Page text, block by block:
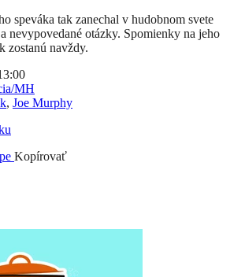
speváka tak zanechal v hudobnom svete
nevypovedané otázky. Spomienky na jeho
zostanú navždy.
MH
, Joe Murphy
Kopírovať